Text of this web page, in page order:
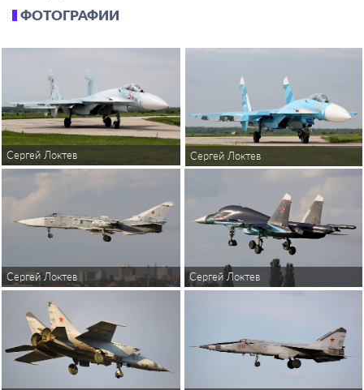
ФОТОГРАФИИ
Сергей Локтев Сергей Локтев
Сергей Локтев Сергей Локтев